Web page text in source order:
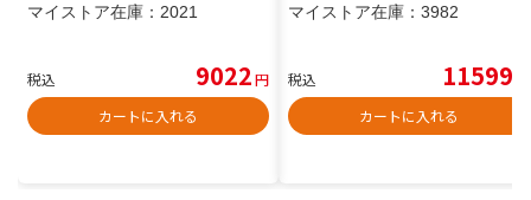
マイストア在庫： 2021
税込 9022円
カートに入れる
マイストア在庫： 3982
税込 11599
カートに入れる